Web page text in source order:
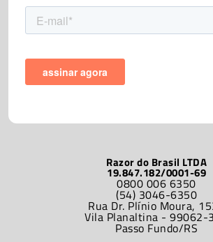
Razor do Brasil LTDA
19.847.182/0001-69
0800 006 6350
(54) 3046-6350
Rua Dr. Plínio Moura,
Vila Planaltina - 99062-
Passo Fundo/RS